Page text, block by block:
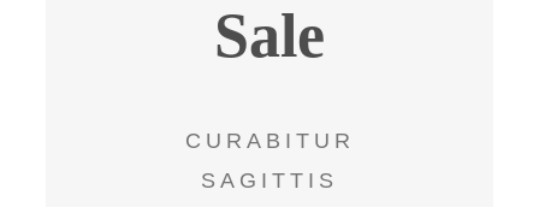
Sale
CURABITUR
SAGITTIS